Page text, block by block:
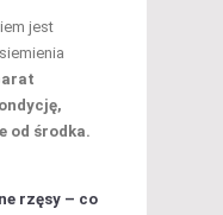
jest
od środka.
rzęsy – co